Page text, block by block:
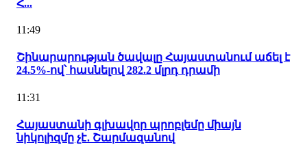
Հ...
11:49
Շինարարության ծավալը Հայաստանում աճել է
24.5%-ով՝ հասնելով 282.2 մլրդ դրամի
11:31
Հայաստանի գլխավոր պրոբլեմը միայն
նիկոլիզմը չէ․ Շարմազանով